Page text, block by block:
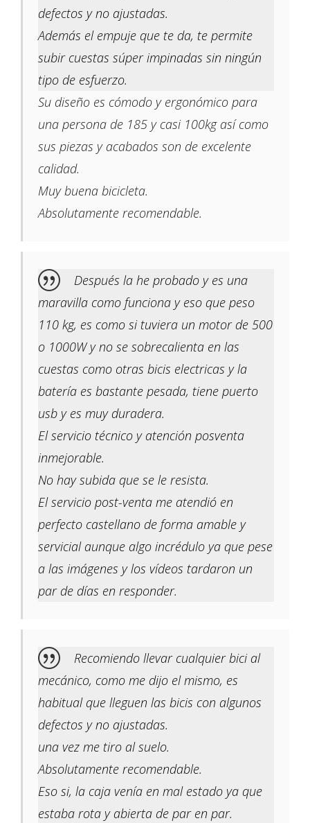
defectos y no ajustadas.
Además el empuje que te da, te permite
subir cuestas súper impinadas sin ningún
tipo de esfuerzo.
Su diseño es cómodo y ergonómico para
una persona de 185 y casi 100kg así como
sus piezas y acabados son de excelente
calidad.
Muy buena bicicleta.
Absolutamente recomendable.
Después la he probado y es una
maravilla como funciona y eso que peso
110 kg, es como si tuviera un motor de 500
o 1000W y no se sobrecalienta en las
cuestas como otras bicis electricas y la
batería es bastante pesada, tiene puerto
usb y es muy duradera.
El servicio técnico y atención posventa
inmejorable.
No hay subida que se le resista.
El servicio post-venta me atendió en
perfecto castellano de forma amable y
servicial aunque algo incrédulo ya que pese
a las imágenes y los vídeos tardaron un
par de días en responder.
Recomiendo llevar cualquier bici al
mecánico, como me dijo el mismo, es
habitual que lleguen las bicis con algunos
defectos y no ajustadas.
una vez me tiro al suelo.
Absolutamente recomendable.
Eso si, la caja venía en mal estado ya que
estaba rota y abierta de par en par.